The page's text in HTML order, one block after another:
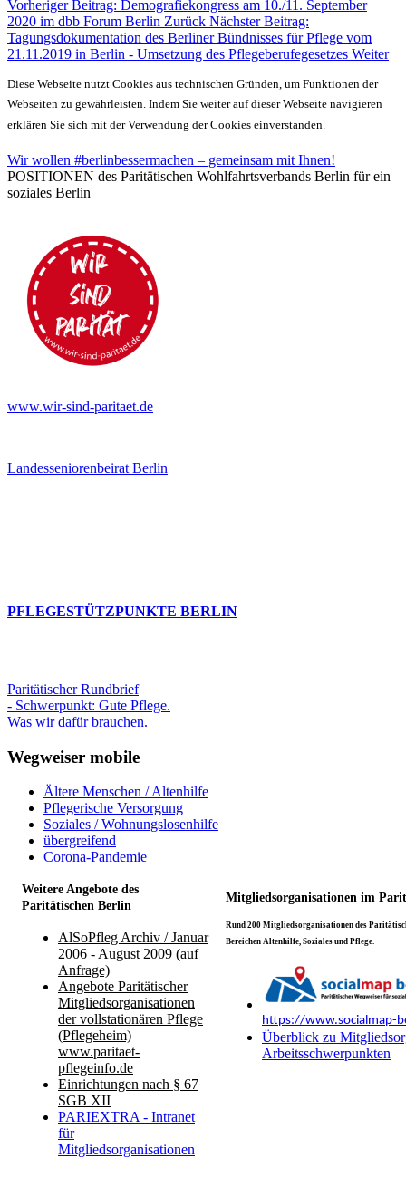
Vorheriger Beitrag: Demografiekongress am 10./11. September
2020 im dbb Forum Berlin Zurück Nächster Beitrag:
Tagungsdokumentation des Berliner Bündnisses für Pflege vom
21.11.2019 in Berlin - Umsetzung des Pflegeberufegesetzes Weiter
Diese Webseite nutzt Cookies aus technischen Gründen, um Funktionen der
Webseiten zu gewährleisten. Indem Sie weiter auf dieser Webseite navigieren
erklären Sie sich mit der Verwendung der Cookies einverstanden.
Wir wollen #berlinbessermachen – gemeinsam mit Ihnen!
POSITIONEN des Paritätischen Wohlfahrtsverbands Berlin für ein
soziales Berlin
www.wir-sind-paritaet.de
Landesseniorenbeirat Berlin
PFLEGESTÜTZPUNKTE BERLIN
Paritätischer Rundbrief
- Schwerpunkt: Gute Pflege.
Was wir dafür brauchen.
Wegweiser mobile
Ältere Menschen / Altenhilfe
Pflegerische Versorgung
Soziales / Wohnungslosenhilfe
übergreifend
Corona-Pandemie
Weitere Angebote des
Paritätischen Berlin
Mitgliedsorganisationen im
AlSoPfleg Archiv / Januar
2006 - August 2009 (auf
Anfrage)
Angebote Paritätischer
Mitgliedsorganisationen
der vollstationären Pflege
(Pflegeheim)
www.paritaet-
pflegeinfo.de
Einrichtungen nach § 67
SGB XII
PARIEXTRA - Intranet
für
Mitgliedsorganisationen
Rund 200 Mitgliedsorganisationen des
Bereichen Altenhilfe, Soziales und Pflege.
https://www.socialmap-
Überblick zu
Arbeitsschwerpunkten